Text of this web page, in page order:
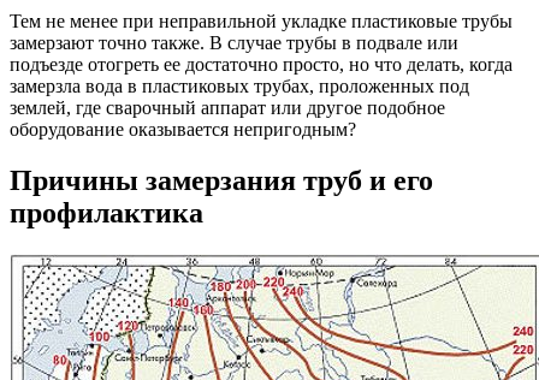
Тем не менее при неправильной укладке пластиковые трубы
замерзают точно также. В случае трубы в подвале или
подъезде отогреть ее достаточно просто, но что делать, когда
замерзла вода в пластиковых трубах, проложенных под
землей, где сварочный аппарат или другое подобное
оборудование оказывается непригодным?
Причины замерзания труб и его
профилактика